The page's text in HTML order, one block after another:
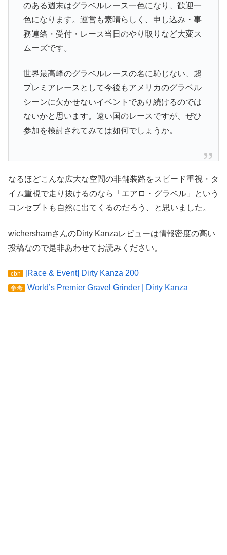
のある週末はグラベルレース一色になり、歓迎一
色になります。運営も素晴らしく、申し込み・事
務連絡・受付・レース当日のやり取りなど大変ス
ムーズです。
世界最高峰のグラベルレースの名に恥じない、超
プレミアレースとして今後もアメリカのグラベル
シーンに欠かせないイベントであり続けるのでは
ないかと思います。遠い国のレースですが、ぜひ
参加を検討されてみては如何でしょうか。
なるほどこんな広大な空間の非舗装路をスピード重視・タ
イム重視で走り抜けるのなら「エアロ・グラベル」という
コンセプトも自然に出てくるのだろう、と思いました。
wichershamさんのDirty Kanzaレビューは情報密度の高い
投稿なので是非あわせてお読みください。
cbn [Race & Event] Dirty Kanza 200
参考 World’s Premier Gravel Grinder | Dirty Kanza